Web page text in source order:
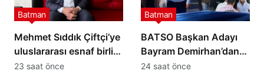
Mehmet Sıddık Çiftçi’ye
uluslararası esnaf birliği
görevi
Batman
23 saat önce
BATSO Başkan Adayı
Bayram Demirhan’dan
yoğun saha mesaisi
Batman
24 saat önce